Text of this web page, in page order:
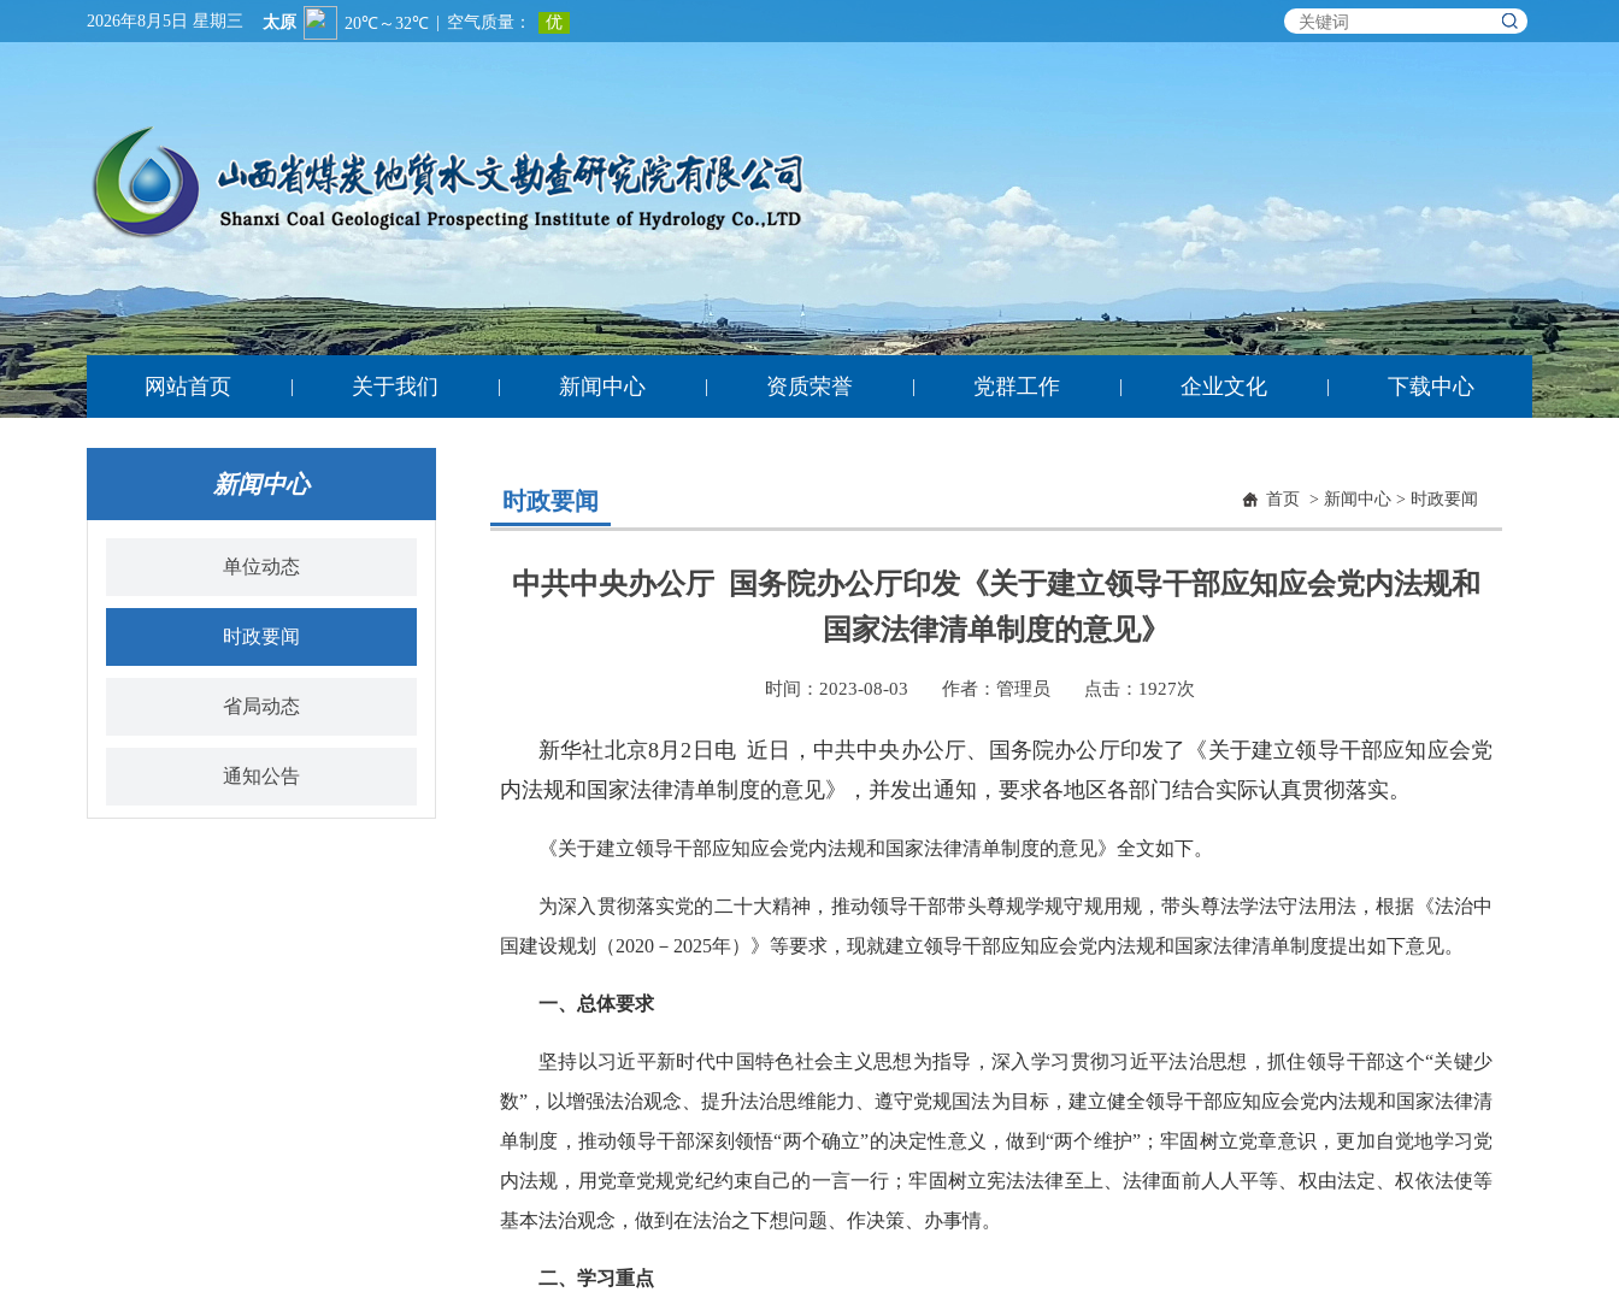
2026年8月5日 星期三
网站首页 | 关于我们 | 新闻中心 | 资质荣誉 | 党群工作 | 企业文化 | 下载中心
新闻中心
单位动态
时政要闻
省局动态
通知公告
时政要闻 首页 > 新闻中心 > 时政要闻
中共中央办公厅 国务院办公厅印发《关于建立领导干部应知应会党内法规和
国家法律清单制度的意见》
时间： 2023-08-03 作者：管理员 点击： 1927次
新华社北京8月2日电 近日，中共中央办公厅、国务院办公厅印发了《关于建立领导干部应知应会党
内法规和国家法律清单制度的意见》，并发出通知，要求各地区各部门结合实际认真贯彻落实。
《关于建立领导干部应知应会党内法规和国家法律清单制度的意见》全文如下。
为深入贯彻落实党的二十大精神，推动领导干部带头尊规学规守规用规，带头尊法学法守法用法，根据《法治中
国建设规划（2020－2025年）》等要求，现就建立领导干部应知应会党内法规和国家法律清单制度提出如下意见。
一、总体要求
坚持以习近平新时代中国特色社会主义思想为指导，深入学习贯彻习近平法治思想，抓住领导干部这个“关键少
数”，以增强法治观念、提升法治思维能力、遵守党规国法为目标，建立健全领导干部应知应会党内法规和国家法律清
单制度，推动领导干部深刻领悟“两个确立”的决定性意义，做到“两个维护”；牢固树立党章意识，更加自觉地学习党
内法规，用党章党规党纪约束自己的一言一行；牢固树立宪法法律至上、法律面前人人平等、权由法定、权依法使等
基本法治观念，做到在法治之下想问题、作决策、办事情。
二、学习重点